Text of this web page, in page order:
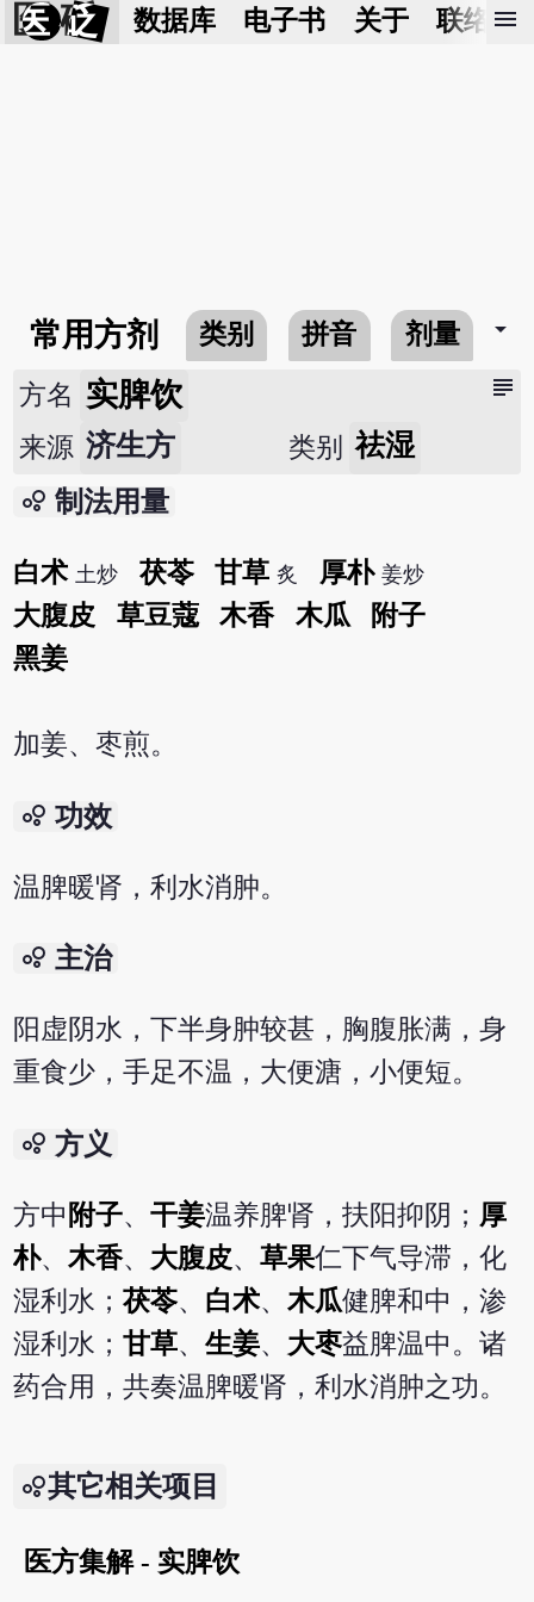
医 砭 数据库 电子书 关于 联络我
menu
常用方剂 类别 拼音 剂量 arrow_drop_down
subject
方名 实脾饮
来源 济生方 类别 祛湿
bubble_chart 制法用量
白术 土炒 茯苓 甘草 炙 厚朴 姜炒
大腹皮 草豆蔻 木香 木瓜
附子
黑姜
加姜、枣煎。
bubble_chart 功效
温脾暖肾，利水消肿。
bubble_chart 主治
阳虚阴水，下半身肿较甚，胸腹胀满，身
重食少，手足不温，大便溏，小便短。
bubble_chart 方义
方中 附子、干姜温养脾肾，扶阳抑阴； 厚
朴、木香、 大腹皮、草果仁下气导滞，化
湿利水；茯苓、 白术、木瓜健脾和中，渗
湿利水；甘草、生姜、 大枣益脾温中。诸
药合用，共奏温脾暖肾，利水消肿之功。
其它相关项目
医方集解 - 实脾饮